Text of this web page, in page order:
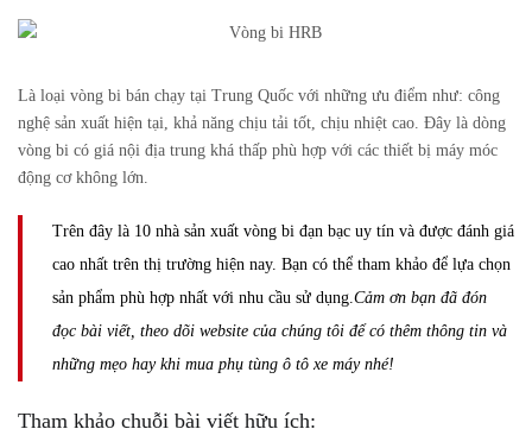
Là loại vòng bi bán chạy tại Trung Quốc với những ưu điểm như: công
nghệ sản xuất hiện tại, khả năng chịu tải tốt, chịu nhiệt cao. Đây là dòng
vòng bi có giá nội địa trung khá thấp phù hợp với các thiết bị máy móc
động cơ không lớn.
Trên đây là 10 nhà sản xuất vòng bi đạn bạc uy tín và được đánh giá
cao nhất trên thị trường hiện nay. Bạn có thể tham khảo để lựa chọn
sản phẩm phù hợp nhất với nhu cầu sử dụng.Cảm ơn bạn đã đón
đọc bài viết, theo dõi website của chúng tôi để có thêm thông tin và
những mẹo hay khi mua phụ tùng ô tô xe máy nhé!
Tham khảo chuỗi bài viết hữu ích: